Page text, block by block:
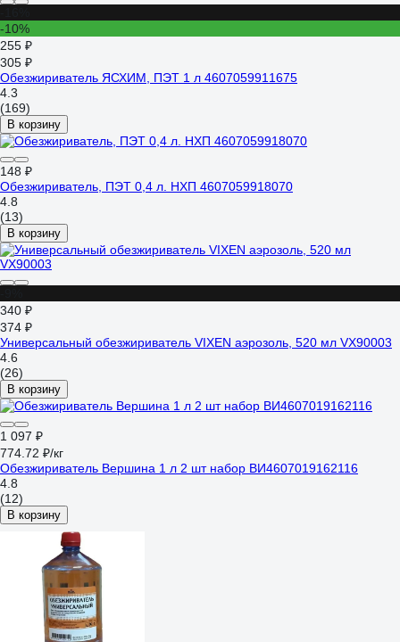
-10%
255 ₽
305 ₽
Обезжириватель ЯСХИМ, ПЭТ 1 л 4607059911675
4.3
(169)
В корзину
148 ₽
Обезжириватель, ПЭТ 0,4 л. НХП 4607059918070
4.8
(13)
В корзину
340 ₽
374 ₽
Универсальный обезжириватель VIXEN аэрозоль, 520 мл VX90003
4.6
(26)
В корзину
1 097 ₽
774.72 ₽/кг
Обезжириватель Вершина 1 л 2 шт набор ВИ4607019162116
4.8
(12)
В корзину